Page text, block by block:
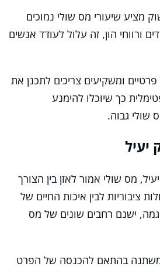
מציע שיעורי מס שולי נמוכים
ורווחי הון, זה עלול לעודד אנשים
ומשקיעים צריכים לתכנן את
כך שיוכלו להימנע
שולי גבוה.
יעיל
מס שולי אמור לאזן בין הצורך
ציבוריות לבין איכות החיים של
ישנם רחבים שונים של מס
בהתאם להכנסה של הפרט